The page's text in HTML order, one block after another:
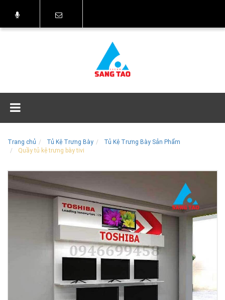
Trang chủ Tủ Kệ Trưng Bày
Tủ Kệ Trưng Bày Sản Phẩm
Quầy tủ kệ trưng bày tivi